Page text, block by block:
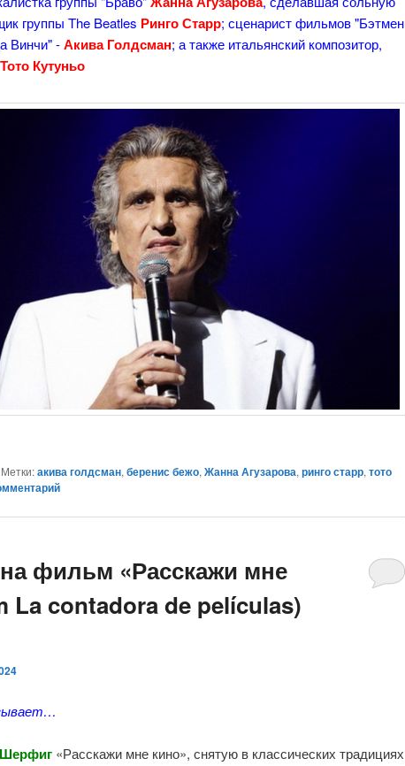
группы The Beatles Ринго Старр; сценарист фильмов "Бэтмен
Винчи" -Акива Голдсман; а также итальянский композитор,
Тото Кутуньо
Метки: акива голдсман,беренис бежо,Жанна Агузарова,ринго старр,тото
фильм «Расскажи мне
La contadora de películas)
«Расскажи мне кино», снятую в классических традициях